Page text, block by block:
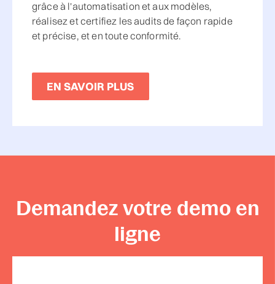
grâce à l'automatisation et aux modèles,
réalisez et certifiez les audits de façon rapide
et précise, et en toute conformité.
EN SAVOIR PLUS
Demandez votre demo en
ligne